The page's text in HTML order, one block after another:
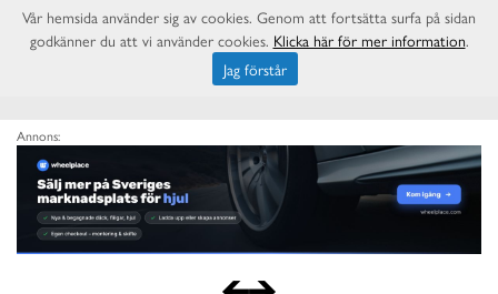
Annons:
Vår hemsida använder sig av cookies. Genom att fortsätta surfa på sidan
godkänner du att vi använder cookies. Klicka här för mer information.
Jag förstår